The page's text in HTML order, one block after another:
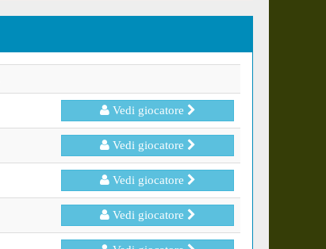
Vedi giocatore
Vedi giocatore
Vedi giocatore
Vedi giocatore